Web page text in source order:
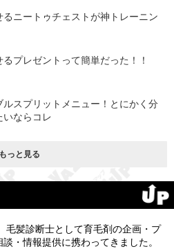
るニートゥチェストが神トレーニン
プレゼントって簡単だった！！
スプリットメニュー！とにかく分
いならコレ
もっと見る
毛髪診断士として育毛剤の企画・プ
・情報提供に携わってきました。